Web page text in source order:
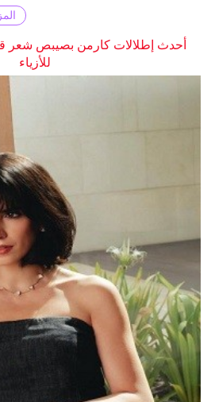
أحدث إطلالات كارمن بصيبص شعر
للأزياء